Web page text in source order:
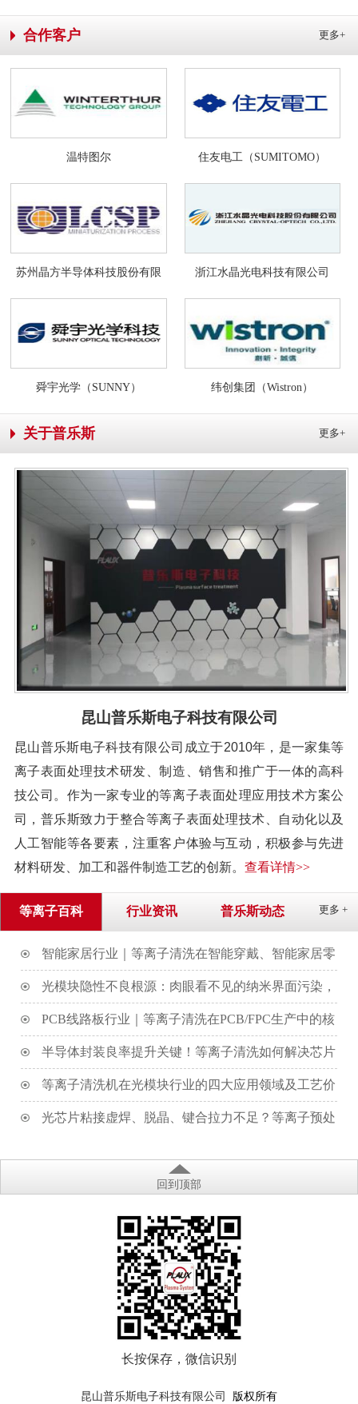
更多+
合作客户
温特图尔 住友电工（SUMITOMO）
苏州晶方半导体科技股份有限
公司
浙江水晶光电科技有限公司
舜宇光学（SUNNY） 纬创集团（Wistron）
更多+
关于普乐斯
昆山普乐斯电子科技有限公司
昆山普乐斯电子科技有限公司成立于2010年，是一家集等
离子表面处理技术研发、制造、销售和推广于一体的高科
技公司。作为一家专业的等离子表面处理应用技术方案公
司，普乐斯致力于整合等离子表面处理技术、自动化以及
人工智能等各要素，注重客户体验与互动，积极参与先进
材料研发、加工和器件制造工艺的创新。 查看详情>>
等离子百科 行业资讯 普乐斯动态 更多 +
智能家居行业｜等离子清洗在智能穿戴、智能家居零
部件的应用
光模块隐性不良根源：肉眼看不见的纳米界面污染，
才是老化失效的真凶
PCB线路板行业｜等离子清洗在PCB/FPC生产中的核
心应用
半导体封装良率提升关键！等离子清洗如何解决芯片
虚焊、分层、键合不良问题
等离子清洗机在光模块行业的四大应用领域及工艺价
值
光芯片粘接虚焊、脱晶、键合拉力不足？等离子预处
回到顶部
长按保存，微信识别
昆山普乐斯电子科技有限公司
版权所有